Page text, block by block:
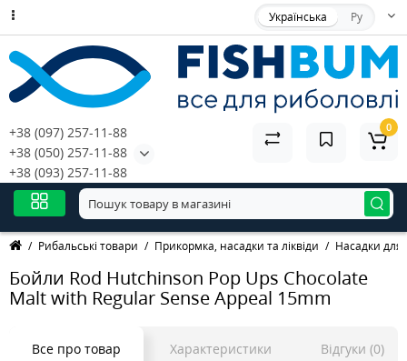
Українська Ру
+38 (097) 257-11-88
+38 (050) 257-11-88
+38 (093) 257-11-88
0
Рибальські товари Прикормка, насадки та ліквіди Насадки для
Бойли Rod Hutchinson Pop Ups Chocolate
Malt with Regular Sense Appeal 15mm
Все про товар Характеристики Відгуки (0)